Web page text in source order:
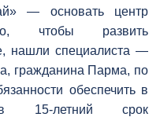
— основать центр
чтобы развить
нашли специалиста —
гражданина Парма, по
обеспечить в
15-летний срок